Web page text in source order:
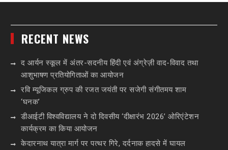
RECENT NEWS
द आर्यन स्कूल में अंतर-सदनीय हिंदी एवं अंग्रेज़ी वाद-विवाद तथा
आशुभाषण प्रतियोगिताओं का आयोजन
रवि म्यूजिकल ग्रुप की रजत जयंती पर सजेगी संगीतमय शाम
‘घनक’
डीआईटी विश्वविद्यालय ने दो दिवसीय ‘दीक्षारंभ 2026’ ओरिएंटेशन
कार्यक्रम का किया आयोजन
केदारनाथ यात्रा मार्ग पर पत्थर गिरे, दर्दनाक हादसे में घायल